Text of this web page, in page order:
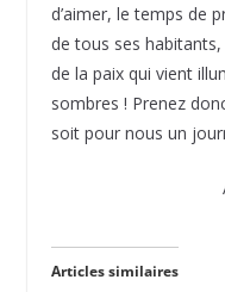
d’aimer, le temps de
de tous ses habitants,
de la paix qui vient
sombres ! Prenez
soit pour nous un
Articles similaires